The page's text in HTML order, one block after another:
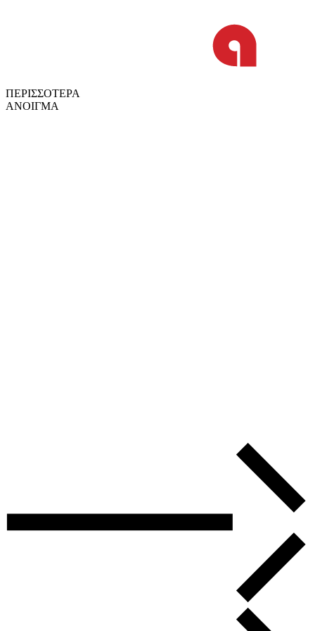
ΠΕΡΙΣΣΟΤΕΡΑ
ΑΝΟΙΓΜΑ